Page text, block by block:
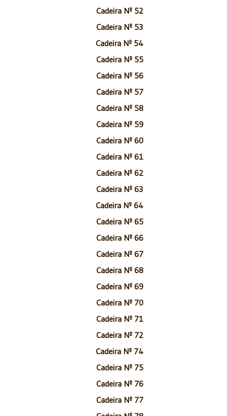
Cadeira Nº 52
Cadeira Nº 53
Cadeira Nº 54
Cadeira Nº 55
Cadeira Nº 56
Cadeira Nº 57
Cadeira Nº 58
Cadeira Nº 59
Cadeira Nº 60
Cadeira Nº 61
Cadeira Nº 62
Cadeira Nº 63
Cadeira Nº 64
Cadeira Nº 65
Cadeira Nº 66
Cadeira Nº 67
Cadeira Nº 68
Cadeira Nº 69
Cadeira Nº 70
Cadeira Nº 71
Cadeira Nº 72
Cadeira Nº 74
Cadeira Nº 75
Cadeira Nº 76
Cadeira Nº 77